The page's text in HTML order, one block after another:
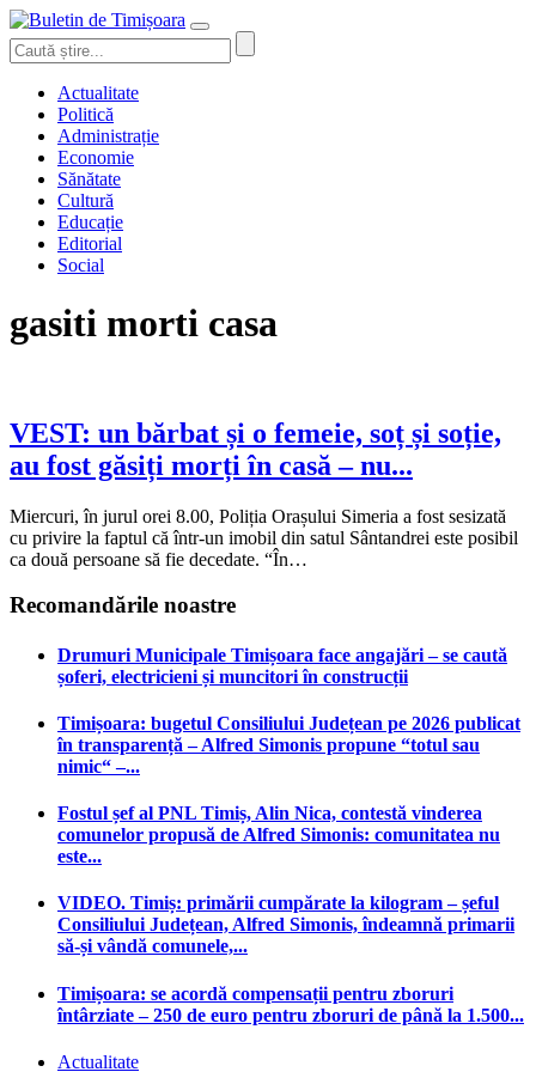
Actualitate
Politică
Administrație
Economie
Sănătate
Cultură
Educație
Editorial
Social
gasiti morti casa
VEST: un bărbat și o femeie, soț și soție,
au fost găsiți morți în casă – nu...
Miercuri, în jurul orei 8.00, Poliția Orașului Simeria a fost sesizată
cu privire la faptul că într-un imobil din satul Sântandrei este posibil
ca două persoane să fie decedate. “În…
Recomandările noastre
Drumuri Municipale Timișoara face angajări – se caută
șoferi, electricieni și muncitori în construcții
Timișoara: bugetul Consiliului Județean pe 2026 publicat
în transparență – Alfred Simonis propune “totul sau
nimic“ –...
Fostul șef al PNL Timiș, Alin Nica, contestă vinderea
comunelor propusă de Alfred Simonis: comunitatea nu
este...
VIDEO. Timiș: primării cumpărate la kilogram – șeful
Consiliului Județean, Alfred Simonis, îndeamnă primarii
să-și vândă comunele,...
Timișoara: se acordă compensații pentru zboruri
întârziate – 250 de euro pentru zboruri de până la 1.500...
Actualitate